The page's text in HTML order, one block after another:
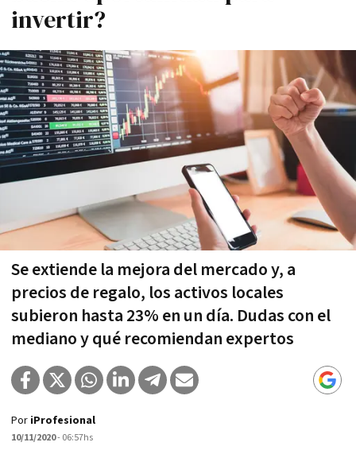
invertir?
Se extiende la mejora del mercado y, a
precios de regalo, los activos locales
subieron hasta 23% en un día. Dudas con el
mediano y qué recomiendan expertos
Por iProfesional
10/11/2020- 06:57hs